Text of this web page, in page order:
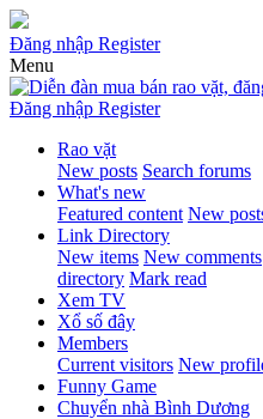
Đăng nhập Register
Menu
Đăng nhập Register
Rao vặt
New posts Search forums
What's new
Featured content New
Link Directory
New items New comments
directory Mark read
Xem TV
Xổ số đây
Members
Current visitors New
Funny Game
Chuyển nhà Bình Dương